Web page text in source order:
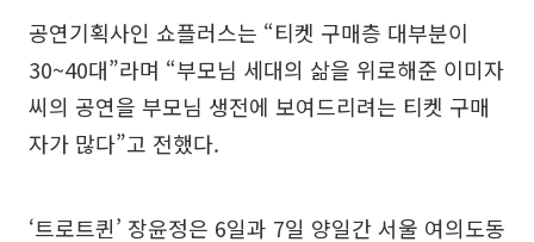
공연기획사인 쇼플러스는 “티켓 구매층 대부분이
30~40대”라며 “부모님 세대의 삶을 위로해준 이미자
씨의 공연을 부모님 생전에 보여드리려는 티켓 구매
자가 많다”고 전했다.
‘트로트퀸’ 장윤정은 6일과 7일 양일간 서울 여의도동